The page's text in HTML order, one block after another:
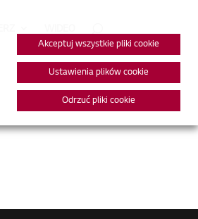
Akceptuj wszystkie pliki cookie
Ustawienia plików cookie
Odrzuć pliki cookie